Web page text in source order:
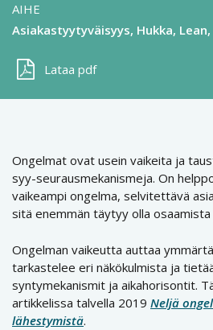
AIHE
Asiakastyytyväisyys Hukka Lean
Lataa pdf
Ongelmat ovat usein vaikeita ja
syy-seurausmekanismeja. On
vaikeampi ongelma, selvitettävä
sitä enemmän täytyy olla
Ongelman vaikeutta auttaa
tarkastelee eri näkökulmista ja
syntymekanismit ja aikahorisontit.
artikkelissa talvella 2019 Neljä
lähestymistä.